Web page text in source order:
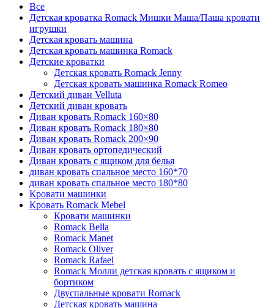
Все
Детская кроватка Romack Мишки Маша/Паша кровати
игрушки
Детская кровать машина
Детская кровать машинка Romack
Детские кроватки
Детская кровать Romack Jenny
Детская кровать машинка Romack Romeo
Детский диван Velluta
Детский диван кровать
Диван кровать Romack 160×80
Диван кровать Romack 180×80
Диван кровать Romack 200×90
Диван кровать ортопедический
Диван кровать с ящиком для белья
диван кровать спальное место 160*70
диван кровать спальное место 180*80
Кровати машинки
Кровать Romack Mebel
Кровати машинки
Romack Bella
Romack Manet
Romack Oliver
Romack Rafael
Romack Молли детская кровать с ящиком и
бортиком
Двуспальные кровати Romack
Детская кровать машина